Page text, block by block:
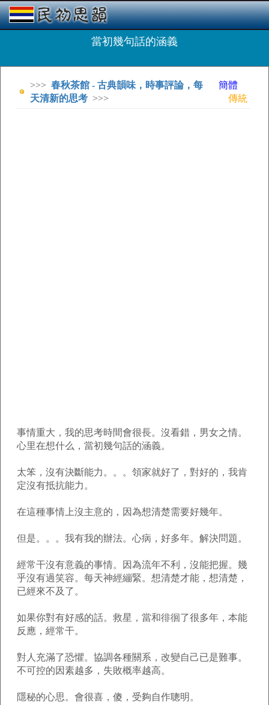
當初幾句話的涵義
>>> 春秋茶館 - 古典韻味，時事評論，每
天清新的思考 >>>
簡體
傳統
事情重大，我的思考時間會很長。沒看錯，男女之情。
心里在想什么，當初幾句話的涵義。
太笨，沒有決斷能力。。。領家就好了，對好的，我肯
定沒有抵抗能力。
在這種事情上沒主意的，因為想清楚需要好幾年。
但是。。。我有我的辦法。心病，好多年。解決問題。
經常干沒有意義的事情。因為流年不利，沒能把握。幾
乎沒有過笑容。每天神經繃緊。想清楚才能，想清楚，
已經來不及了。
如果你對有好感的話。救星，當和徘徊了很多年，本能
反應，經常干。
對人充滿了恐懼。協調各種關系，改變自己已是難事。
不可控的因素越多，失敗概率越高。
隱秘的心思。會很喜，傻，受夠自作聰明。